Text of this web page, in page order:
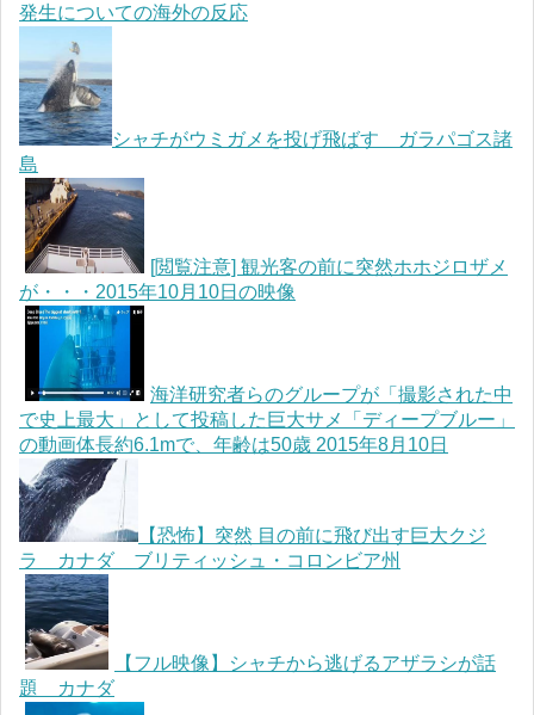
発生についての海外の反応
シャチがウミガメを投げ飛ばす ガラパゴス諸
島
[閲覧注意] 観光客の前に突然ホホジロザメ
が・・・2015年10月10日の映像
海洋研究者らのグループが「撮影された中
で史上最大」として投稿した巨大サメ「ディープブルー」
の動画体長約6.1mで、年齢は50歳 2015年8月10日
【恐怖】突然 目の前に飛び出す巨大クジ
ラ カナダ ブリティッシュ・コロンビア州
【フル映像】シャチから逃げるアザラシが話
題 カナダ